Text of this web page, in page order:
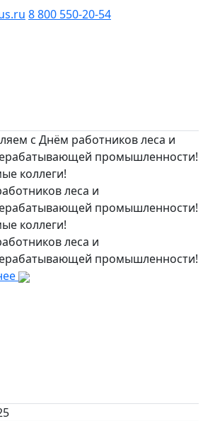
8 800 550-20-54
с Днём работников леса и
промышленности!
коллеги!
леса и
промышленности!
коллеги!
леса и
промышленности!